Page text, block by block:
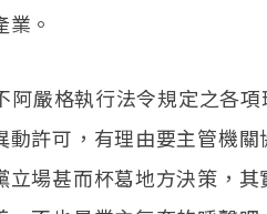
。
阿嚴格執行法令規定之各
動許可，有理由要主管機
場甚而杯葛地方決策，其